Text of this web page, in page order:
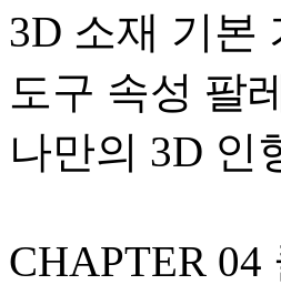
3D 소재 기본
도구 속성 팔
나만의 3D 인
CHAPTER